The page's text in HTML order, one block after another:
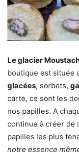
Le glacier
boutique est située
glacées, sorbets,
carte, ce sont les
nos papilles. A
continue à créer de
papilles les plus
notre essence